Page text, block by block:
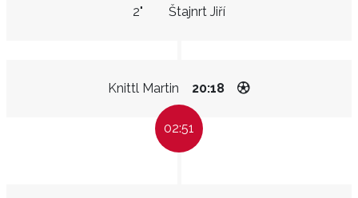
Štajnrt Jiří
2"
Knittl Martin 20:18
02:51